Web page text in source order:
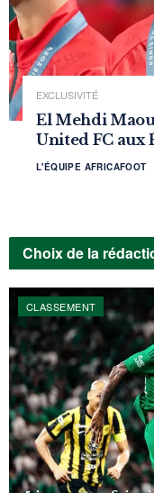
EXCLUSIVITÉ
El Mehdi
United FC aux
L'ÉQUIPE AFRICAFOOT
Choix de la
CLASSEMENT